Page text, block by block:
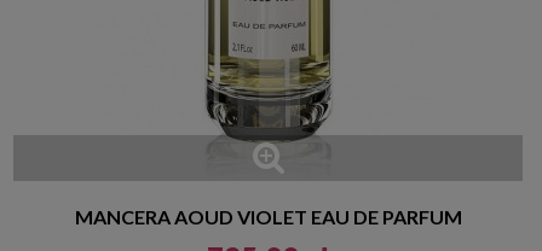
MANCERA AOUD VIOLET EAU DE PARFUM